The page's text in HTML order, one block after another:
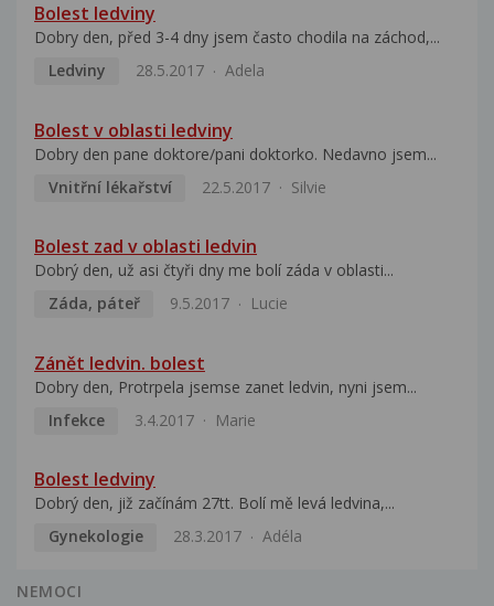
Bolest ledviny
Dobry den, před 3-4 dny jsem často chodila na záchod,...
Ledviny
28.5.2017 Adela
Bolest v oblasti ledviny
Dobry den pane doktore/pani doktorko. Nedavno jsem...
Vnitřní lékařství
22.5.2017 Silvie
Bolest zad v oblasti ledvin
Dobrý den, už asi čtyři dny me bolí záda v oblasti...
Záda, páteř
9.5.2017 Lucie
Zánět ledvin. bolest
Dobry den, Protrpela jsemse zanet ledvin, nyni jsem...
Infekce
3.4.2017 Marie
Bolest ledviny
Dobrý den, již začínám 27tt. Bolí mě levá ledvina,...
Gynekologie
28.3.2017 Adéla
NEMOCI